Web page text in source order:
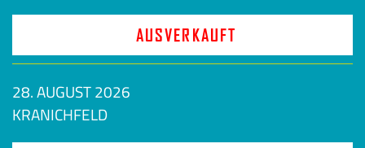
AUSVERKAUFT
28. AUGUST 2026
KRANICHFELD